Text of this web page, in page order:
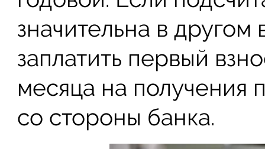
значительна в
заплатить первый
месяца на получения
со стороны банка.